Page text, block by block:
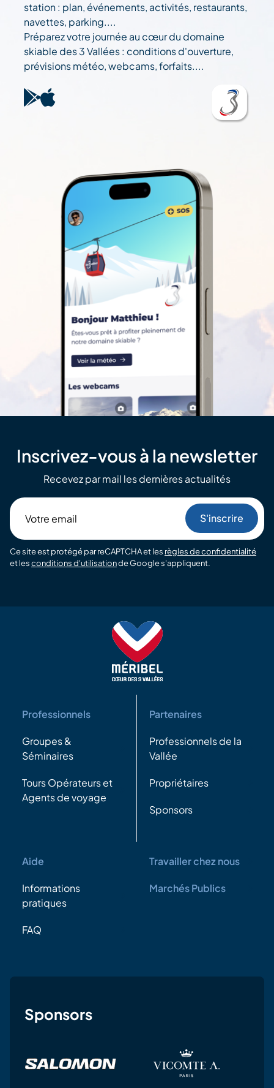
station : plan, événements, activités, restaurants,
navettes, parking....
Préparez votre journée au cœur du domaine
skiable des 3 Vallées : conditions d'ouverture,
prévisions météo, webcams, forfaits....
Inscrivez-vous à la newsletter
Recevez par mail les dernières actualités
email
Ce site est protégé par reCAPTCHA et les règles de confidentialité
et lesconditions d'utilisationde Google s'appliquent.
Professionnels
Groupes &
Séminaires
Tours Opérateurs et
Agents de voyage
Partenaires
Professionnels de la
Vallée
Propriétaires
Sponsors
Aide
Informations
pratiques
FAQ
Travailler chez nous
Marchés Publics
Sponsors